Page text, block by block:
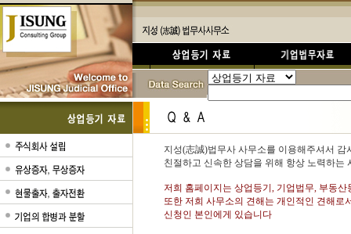
지성(志誠)법무사 사무소를 이용해주셔서 감
친절하고 신속한 상담을 위해 항상 노력하는
저희 홈페이지는 상업등기, 기업법무, 부동
또한 저희 사무소의 견해는 개인적인 견해로
신청인 본인에게 있습니다